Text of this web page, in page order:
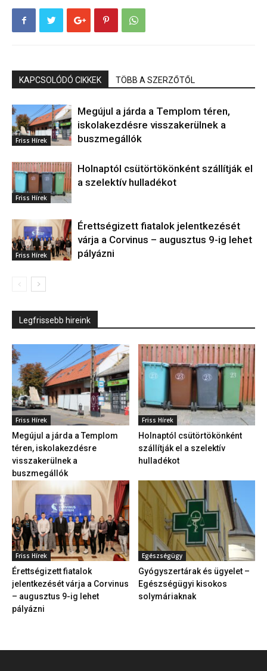
KAPCSOLÓDÓ CIKKEK TÖBB A SZERZŐTŐL
Friss Hírek
Megújul a járda a Templom téren,
iskolakezdésre visszakerülnek a
buszmegállók
Friss Hírek
Holnaptól csütörtökönként szállítják el
a szelektív hulladékot
Friss Hírek
Érettségizett fiatalok jelentkezését
várja a Corvinus – augusztus 9-ig lehet
pályázni
Legfrissebb hireink
Friss Hírek
Megújul a járda a Templom
téren, iskolakezdésre
visszakerülnek a
buszmegállók
Friss Hírek
Holnaptól csütörtökönként
szállítják el a szelektív
hulladékot
Friss Hírek
Érettségizett fiatalok
jelentkezését várja a Corvinus
– augusztus 9-ig lehet
pályázni
Egészségügy
Gyógyszertárak és ügyelet –
Egészségügyi kisokos
solymáriaknak